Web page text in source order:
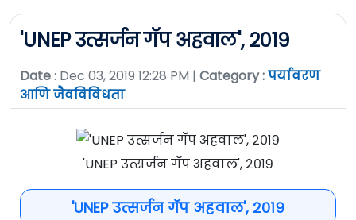
'UNEP उत्सर्जन गॅप अहवाल', २०१९
Date: Dec 03, 2019 12:28 PM | Category :पर्यावरण
आणि जैवविविधता
'UNEP उत्सर्जन गॅप अहवाल', २०१९
'UNEP उत्सर्जन गॅप अहवाल', २०१९